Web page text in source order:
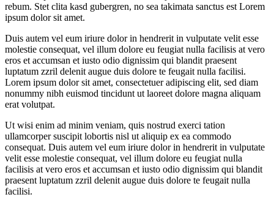
rebum. Stet clita kasd gubergren, no sea takimata sanctus est Lorem
ipsum dolor sit amet.
Duis autem vel eum iriure dolor in hendrerit in vulputate velit esse
molestie consequat, vel illum dolore eu feugiat nulla facilisis at vero
eros et accumsan et iusto odio dignissim qui blandit praesent
luptatum zzril delenit augue duis dolore te feugait nulla facilisi.
Lorem ipsum dolor sit amet, consectetuer adipiscing elit, sed diam
nonummy nibh euismod tincidunt ut laoreet dolore magna aliquam
erat volutpat.
Ut wisi enim ad minim veniam, quis nostrud exerci tation
ullamcorper suscipit lobortis nisl ut aliquip ex ea commodo
consequat. Duis autem vel eum iriure dolor in hendrerit in vulputate
velit esse molestie consequat, vel illum dolore eu feugiat nulla
facilisis at vero eros et accumsan et iusto odio dignissim qui blandit
praesent luptatum zzril delenit augue duis dolore te feugait nulla
facilisi.